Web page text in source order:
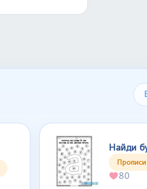
Найди
80